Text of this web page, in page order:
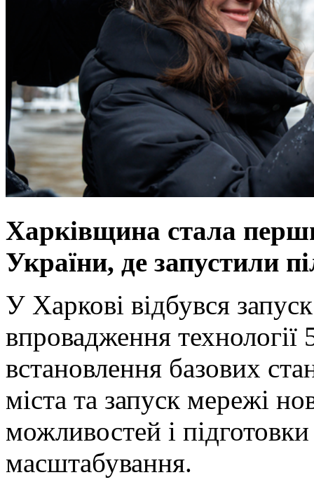
Харківщина стала
України, де запустили
У Харкові відбувся
впровадження
встановлення базових
міста та запуск мережі
можливостей і
масштабування.